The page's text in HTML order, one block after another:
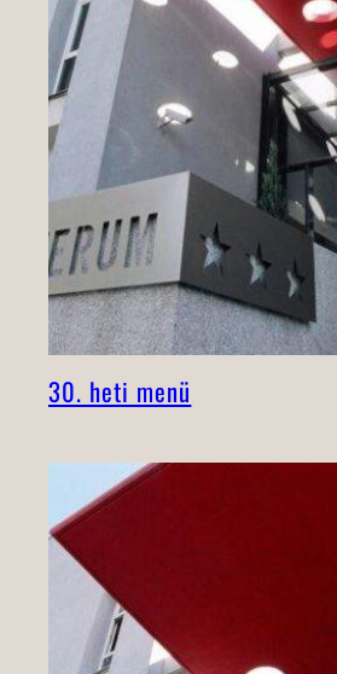
30. heti menü